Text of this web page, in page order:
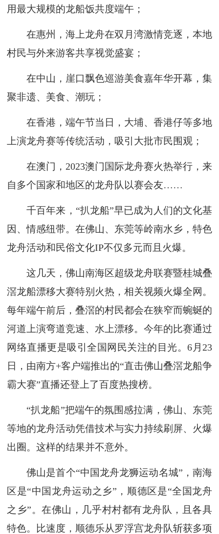
用最大规模的龙船饭共度端午；
在惠州，海上龙舟在双月湾激情竞逐，本地
村民与外来游客共享视觉盛宴；
在中山，崖口飘色巡游美食嘉年华开幕，集
聚非遗、美食、潮玩；
在香港，端午节当日，大埔、香港仔等多地
上演龙舟赛等传统活动，吸引大批市民围观；
在澳门，2023澳门国际龙舟赛火热举行，来
自多个国家和地区的龙舟队以赛会友……
千百年来，“扒龙船”早已成为人们的文化基
因、情感纽带。在佛山、东莞等岭南水乡，特色
龙舟活动和民俗文化IP不仅多元而且火爆。
这几天，佛山南海区超级龙舟联赛暨桂城叠
滘龙船漂移大赛特别火热，相关视频火爆全网。
每年端午前后，叠滘的村民都会在狭窄而蜿蜒的
河道上演弯道竞速、水上漂移。今年的比赛通过
网络直播更是吸引全国网民关注的目光。6月23
日，由南方+客户端推出的“直击佛山叠滘龙船争
霸大赛”直播还登上了百度热搜榜。
“扒龙船”把端午的氛围感拉满，佛山、东莞
等地的龙舟活动凭借技术与实力持续刷屏、火爆
出圈。这样的结果并不意外。
佛山是首个“中国龙舟龙狮运动名城”，南海
区是“中国龙舟运动之乡”，顺德区是“全国龙舟
之乡”。在佛山，几乎村村都有龙舟队，且各具
特色。比速度，顺德乐从罗浮宫龙舟队斩获多项